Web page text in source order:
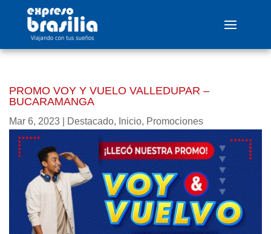
PROMO VOY Y VUELO VALLEDUPAR –
BUCARAMANGA
Mar 6, 2023 Destacado, Inicio, Promociones